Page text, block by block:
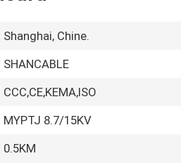
Shanghai, Chine.
SHANCABLE
CCC,CE,KEMA,ISO
MYPTJ 8.7/15KV
0.5KM